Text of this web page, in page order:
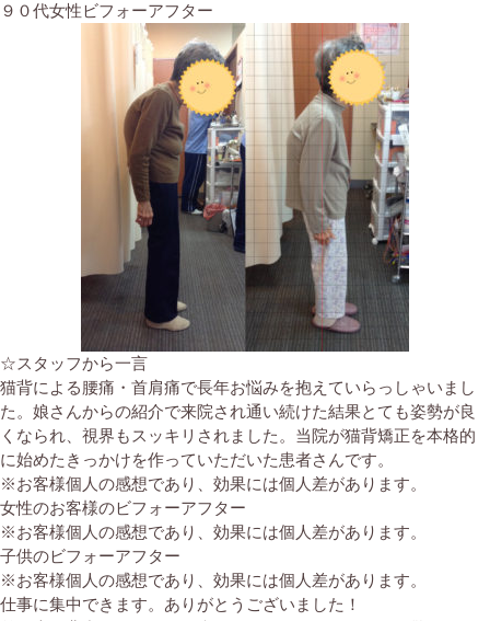
９０代女性ビフォーアフター
☆スタッフから一言
猫背による腰痛・首肩痛で長年お悩みを抱えていらっしゃいまし
た。娘さんからの紹介で来院され通い続けた結果とても姿勢が良
くなられ、視界もスッキリされました。当院が猫背矯正を本格的
に始めたきっかけを作っていただいた患者さんです。
※お客様個人の感想であり、効果には個人差があります。
女性のお客様のビフォーアフター
※お客様個人の感想であり、効果には個人差があります。
子供のビフォーアフター
※お客様個人の感想であり、効果には個人差があります。
仕事に集中できます。ありがとうございました！